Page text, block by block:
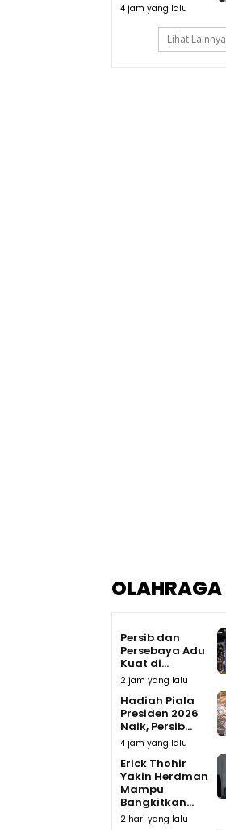
4 jam yang lalu
Lihat Lainnya
OLAHRAGA
Persib dan
Persebaya Adu
Kuat di...
2 jam yang lalu
Hadiah Piala
Presiden 2026
Naik, Persib...
4 jam yang lalu
Erick Thohir
Yakin Herdman
Mampu
Bangkitkan...
2 hari yang lalu